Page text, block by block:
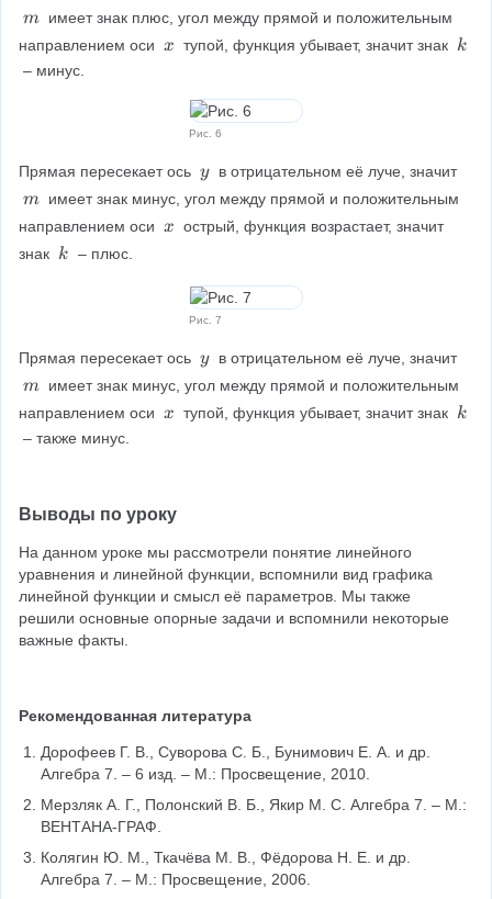
\
m
\
m имеет знак плюс, угол между прямой и положительным
направлением оси x
x тупой, функция убывает, значит знак k
k
– минус.
Рис. 6
Прямая пересекает ось y
\
y в отрицательном её луче, значит
m
\
m имеет знак минус, угол между прямой и положительным
направлением оси x
x острый, функция возрастает, значит
знак k
k – плюс.
Рис. 7
Прямая пересекает ось y
\
y в отрицательном её луче, значит
m
\
m имеет знак минус, угол между прямой и положительным
направлением оси x
x тупой, функция убывает, значит знак k
k
– также минус.
Выводы по уроку
На данном уроке мы рассмотрели понятие линейного
уравнения и линейной функции, вспомнили вид графика
линейной функции и смысл её параметров. Мы также
решили основные опорные задачи и вспомнили некоторые
важные факты.
Рекомендованная литература
Дорофеев Г. В., Суворова С. Б., Бунимович Е. А. и др.
Алгебра 7. – 6 изд. – М.: Просвещение, 2010.
Мерзляк А. Г., Полонский В. Б., Якир М. С. Алгебра 7. – М.:
ВЕНТАНА-ГРАФ.
Колягин Ю. М., Ткачёва М. В., Фёдорова Н. Е. и др.
Алгебра 7. – М.: Просвещение, 2006.